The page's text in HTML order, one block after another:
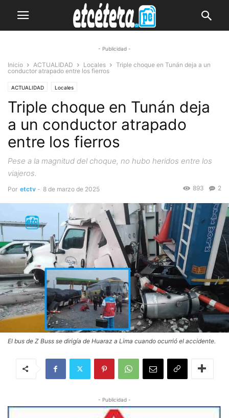
- Publicidad -
Inicio ACTUALIDAD Locales
Triple choque en Tunán deja a un
conductor atrapado entre los fierros
ACTUALIDAD Locales
Triple choque en Tunán deja
a un conductor atrapado
entre los fierros
Pese a la magnitud del choque, no hubo heridos entre los
viajeros.
Por etctv - 8 de marzo de 2025 2
893
El bus de Z Buss se dirigía de Huaraz a Lima cuando ocurrió el accidente.
- Publicidad -